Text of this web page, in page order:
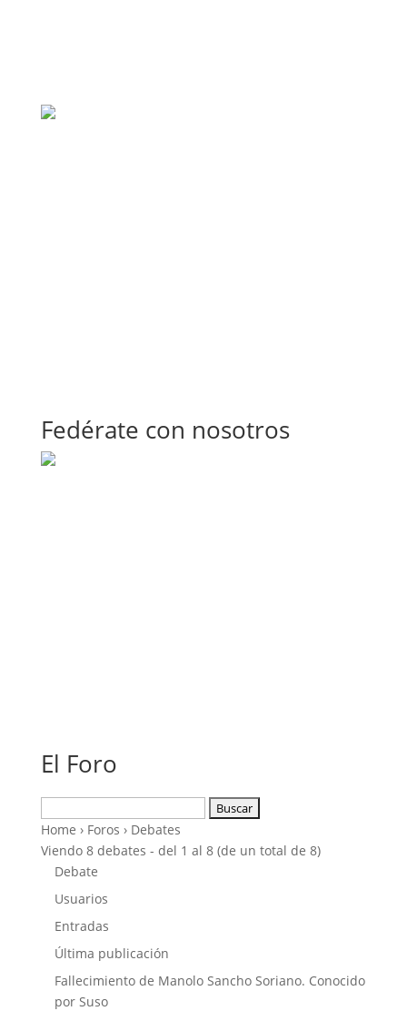
Fedérate con nosotros
El Foro
Home › Foros › Debates
Viendo 8 debates - del 1 al 8 (de un total de 8)
Debate
Usuarios
Entradas
Última publicación
Fallecimiento de Manolo Sancho Soriano. Conocido
por Suso